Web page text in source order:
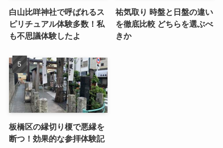
白山比咩神社で呼ばれるス
ピリチュアル体験多数！私
も不思議体験したよ
祐気取り 時盤と日盤の違い
を徹底比較 どちらを選ぶべ
きか
板橋区の縁切り榎で悪縁を
断つ！効果的な参拝体験記